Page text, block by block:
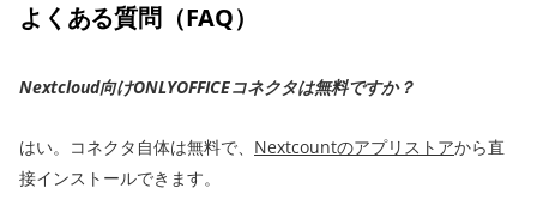
よくある質問（FAQ）
Nextcloud向けONLYOFFICEコネクタは無料ですか？
はい。コネクタ自体は無料で、 Nextcountのアプリストアから直
接インストールできます。